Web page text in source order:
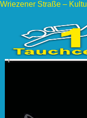
Wriezener Straße –